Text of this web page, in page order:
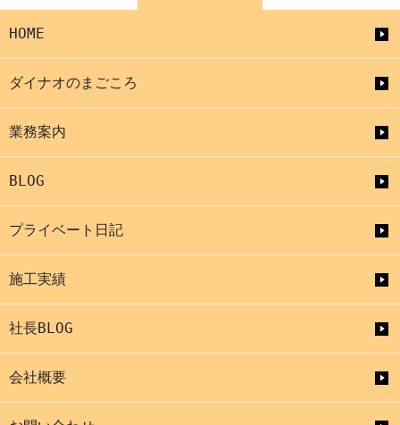
HOME
ダイナオのまごころ
業務案内
BLOG
プライベート日記
施工実績
社長BLOG
会社概要